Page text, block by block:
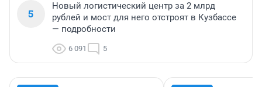
5
Новый логистический центр за 2 млрд
рублей и мост для него отстроят в Кузбассе
— подробности
6 091 5